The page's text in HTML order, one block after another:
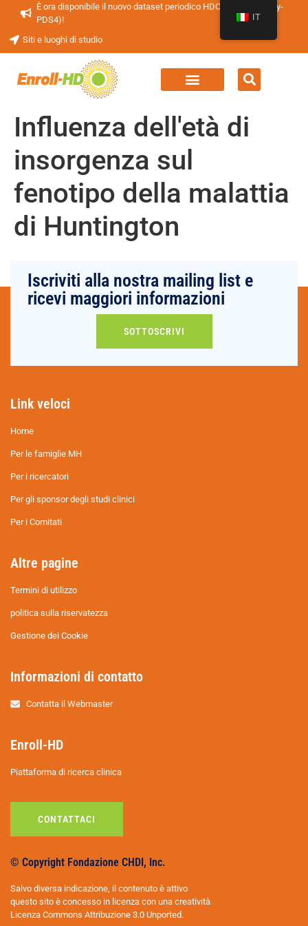
È ora disponibile il nuovo dataset periodico HDClarity (HDClarity-
PDS4)!
Siti e luoghi di studio
Influenza dell'età di
insorgenza sul
fenotipo della malattia
di Huntington
Iscriviti alla nostra mailing list e
ricevi maggiori informazioni
SOTTOSCRIVI
Link veloci
Home
Per le famiglie MH
Per i ricercatori
Per gli sponsor degli studi clinici
Per i Comitati
Altre pagine
Termini di utilizzo
politica sulla riservatezza
Gestione dei Cookie
Informazioni di contatto
Contatta il Webmaster
Enroll-HD
Piattaforma di ricerca clinica
CONTATTACI
© Copyright Fondazione CHDI, Inc.
Salvo diversa indicazione, il contenuto è attivo
questo sito è concesso in licenza con una creatività
Licenza Commons Attribuzione 3.0 Unported.
IT